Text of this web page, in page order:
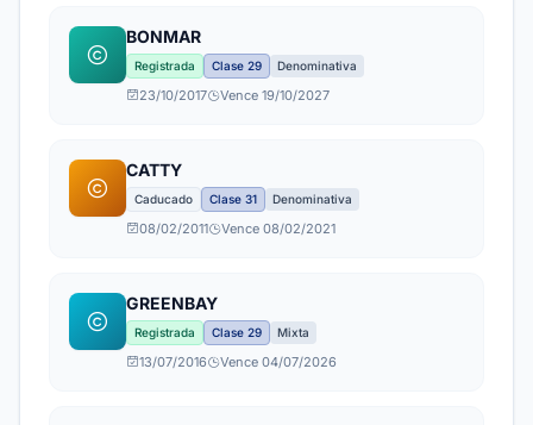
BONMAR
Registrada Clase 29 Denominativa
23/10/2017 Vence 19/10/2027
CATTY
Caducado Clase 31 Denominativa
08/02/2011 Vence 08/02/2021
GREENBAY
Registrada Clase 29 Mixta
13/07/2016 Vence 04/07/2026